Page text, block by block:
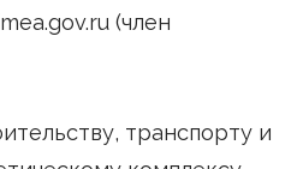
(член
транспорту и